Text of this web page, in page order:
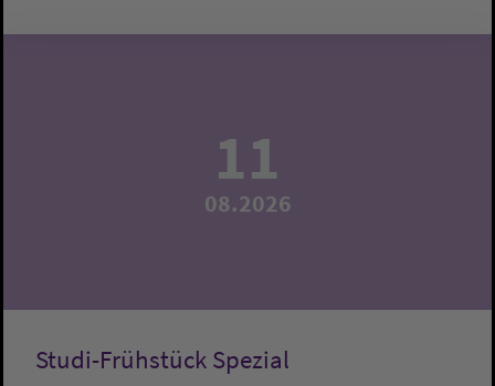
11
08.2026
Studi-Frühstück Spezial